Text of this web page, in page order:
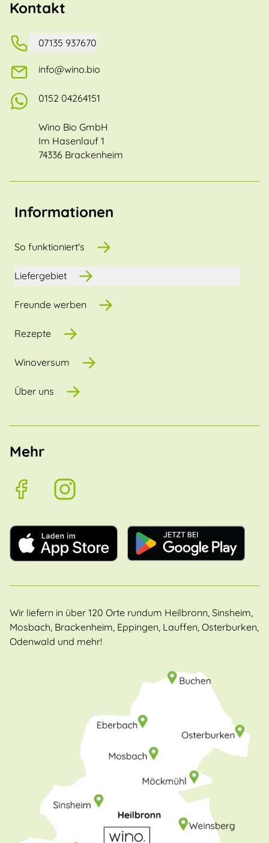
Kontakt
07135 937670
info@wino.bio
0152 04264151
Wino Bio GmbH
Im Hasenlauf 1
74336 Brackenheim
Informationen
So funktioniert's
Liefergebiet
Freunde werben
Rezepte
Winoversum
Über uns
Mehr
Wir liefern in über 120 Orte rundum Heilbronn, Sinsheim,
Mosbach, Brackenheim, Eppingen, Lauffen, Osterburken,
Odenwald und mehr!